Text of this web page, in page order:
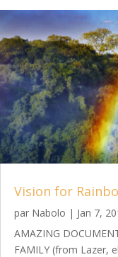
Vision for
par Nabolo | Jan 7,
AMAZING
FAMILY (from Lazer,